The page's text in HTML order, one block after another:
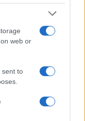
web or
sent to
a distanza,
l’eventuale
si affrontano
umana.
una
cui, da tempo,
vaccinale.